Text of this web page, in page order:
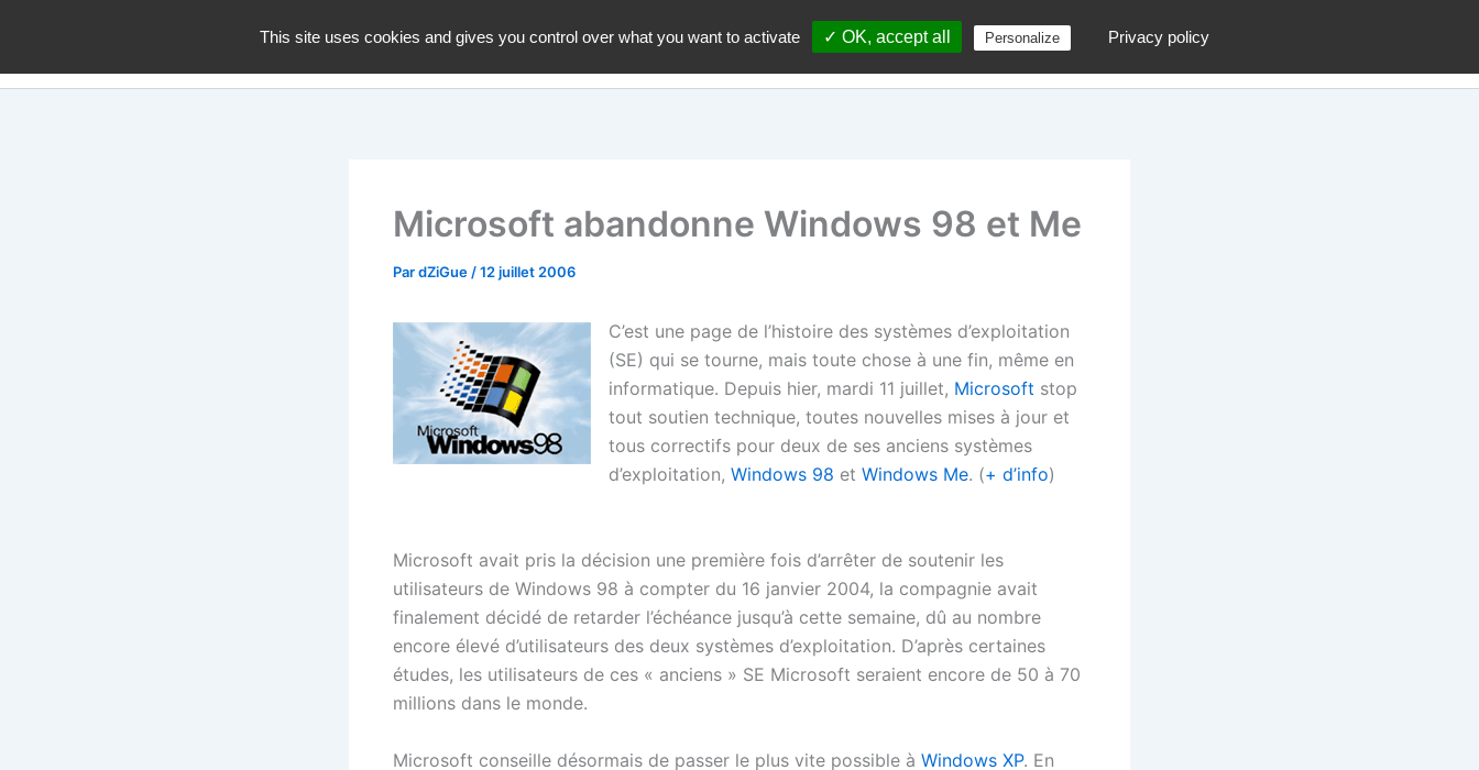
contenu
Accueil A propos du blog Contactez moi ! Archives
Microsoft abandonne Windows 98 et Me
PardZiGue /12 juillet 2006
C’est une page de l’histoire des systèmes d’exploitation
(SE) qui se tourne, mais toute chose à une fin, même en
informatique. Depuis hier, mardi 11 juillet, Microsoft stop
tout soutien technique, toutes nouvelles mises à jour et
tous correctifs pour deux de ses anciens systèmes
d’exploitation, Windows 98 et Windows Me. (+ d’info)
Microsoft avait pris la décision une première fois d’arrêter de soutenir les
utilisateurs de Windows 98 à compter du 16 janvier 2004, la compagnie avait
finalement décidé de retarder l’échéance jusqu’à cette semaine, dû au nombre
encore élevé d’utilisateurs des deux systèmes d’exploitation. D’après certaines
études, les utilisateurs de ces « anciens » SE Microsoft seraient encore de 50 à 70
millions dans le monde.
Microsoft conseille désormais de passer le plus vite possible à Windows XP. En
This site uses cookies and gives you control over what you want to activate ✓ OK, accept all Personalize Privacy policy